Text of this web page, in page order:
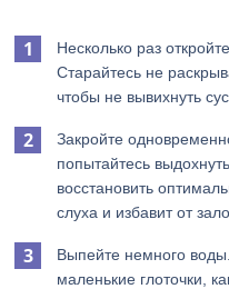
Несколько раз
Старайтесь не
чтобы не вывихнуть
Закройте
попытайтесь
восстановить
слуха и избавит от
Выпейте немного
маленькие глоточки,